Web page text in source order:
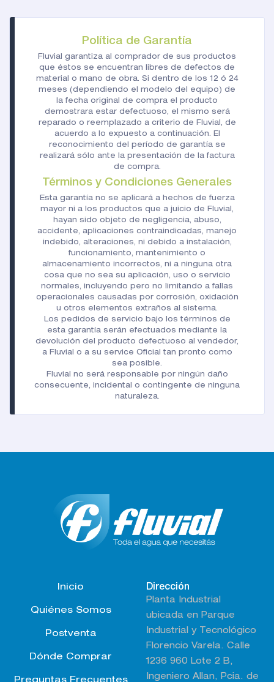
Política de Garantía
Fluvial garantiza al comprador de sus productos
que éstos se encuentran libres de defectos de
material o mano de obra. Si dentro de los 12 ó 24
meses (dependiendo el modelo del equipo) de
la fecha original de compra el producto
demostrara estar defectuoso, el mismo será
reparado o reemplazado a criterio de Fluvial, de
acuerdo a lo expuesto a continuación. El
reconocimiento del período de garantía se
realizará sólo ante la presentación de la factura
de compra.
Términos y Condiciones Generales
Esta garantía no se aplicará a hechos de fuerza
mayor ni a los productos que a juicio de Fluvial,
hayan sido objeto de negligencia, abuso,
accidente, aplicaciones contraindicadas, manejo
indebido, alteraciones, ni debido a instalación,
funcionamiento, mantenimiento o
almacenamiento incorrectos, ni a ninguna otra
cosa que no sea su aplicación, uso o servicio
normales, incluyendo pero no limitando a fallas
operacionales causadas por corrosión, oxidación
u otros elementos extraños al sistema.
Los pedidos de servicio bajo los términos de
esta garantía serán efectuados mediante la
devolución del producto defectuoso al vendedor,
a Fluvial o a su service Oficial tan pronto como
sea posible.
Fluvial no será responsable por ningún daño
consecuente, incidental o contingente de ninguna
naturaleza.
Inicio
Quiénes Somos
Postventa
Dónde Comprar
Dirección
Planta Industrial
ubicada en Parque
Industrial y Tecnológico
Florencio Varela. Calle
1236 960 Lote 2 B,
Ingeniero Allan, Pcia. de